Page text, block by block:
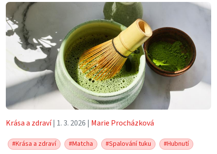
Krása a zdraví| 1. 3. 2026 | Marie Procházková
#Krása a zdraví #Matcha #Spalování tuku #Hubnutí